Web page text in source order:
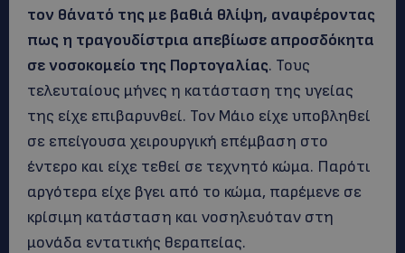
τον θάνατό της με βαθιά θλίψη, αναφέροντας
πως η τραγουδίστρια απεβίωσε απροσδόκητα
σε νοσοκομείο της Πορτογαλίας. Τους
τελευταίους μήνες η κατάσταση της υγείας
της είχε επιβαρυνθεί. Τον Μάιο είχε υποβληθεί
σε επείγουσα χειρουργική επέμβαση στο
έντερο και είχε τεθεί σε τεχνητό κώμα. Παρότι
αργότερα είχε βγει από το κώμα, παρέμενε σε
κρίσιμη κατάσταση και νοσηλευόταν στη
μονάδα εντατικής θεραπείας.